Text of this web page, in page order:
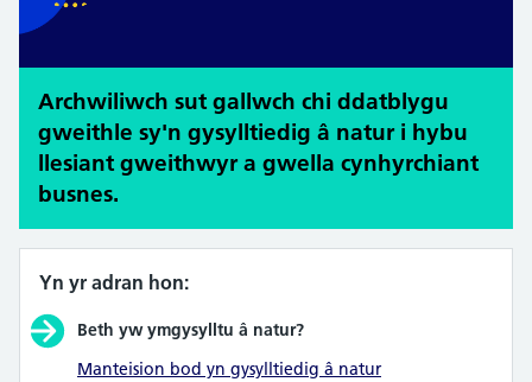
Archwiliwch sut gallwch chi ddatblygu
gweithle sy'n gysylltiedig â natur i hybu
llesiant gweithwyr a gwella cynhyrchiant
busnes.
Yn yr adran hon:
Beth yw ymgysylltu â natur?
Manteision bod yn gysylltiedig â natur